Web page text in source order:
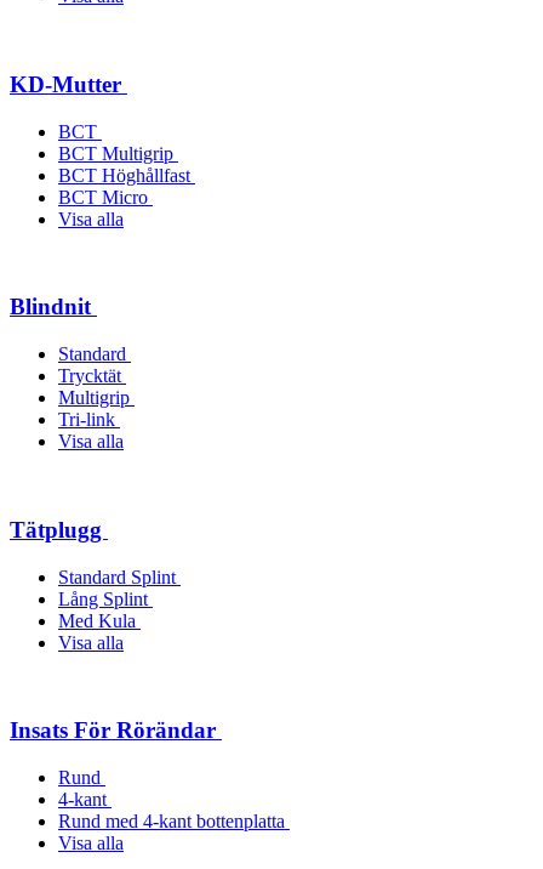
KD-Mutter
BCT
BCT Multigrip
BCT Höghållfast
BCT Micro
Visa alla
Blindnit
Standard
Trycktät
Multigrip
Tri-link
Visa alla
Tätplugg
Standard Splint
Lång Splint
Med Kula
Visa alla
Insats För Rörändar
Rund
4-kant
Rund med 4-kant bottenplatta
Visa alla